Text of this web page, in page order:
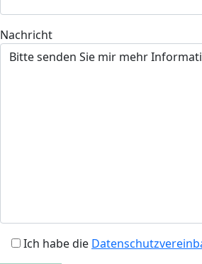
Nachricht
Ich habe die